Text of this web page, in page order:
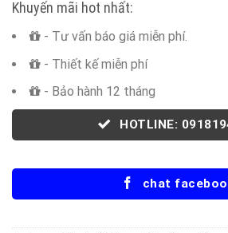
Khuyến mãi hot nhất:
- Tư vấn báo giá miễn phí.
- Thiết kế miễn phí
- Bảo hành 12 tháng
HOTLINE:
chat